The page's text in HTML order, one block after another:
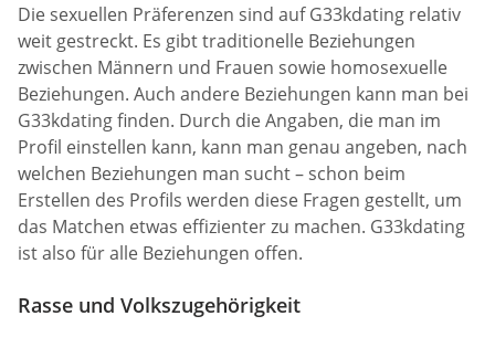
Die sexuellen Präferenzen sind auf G33kdating relativ
weit gestreckt. Es gibt traditionelle Beziehungen
zwischen Männern und Frauen sowie homosexuelle
Beziehungen. Auch andere Beziehungen kann man bei
G33kdating finden. Durch die Angaben, die man im
Profil einstellen kann, kann man genau angeben, nach
welchen Beziehungen man sucht – schon beim
Erstellen des Profils werden diese Fragen gestellt, um
das Matchen etwas effizienter zu machen. G33kdating
ist also für alle Beziehungen offen.
Rasse und Volkszugehörigkeit